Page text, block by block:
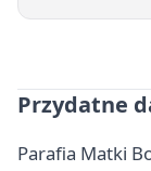
Przydatne
Parafia Matki